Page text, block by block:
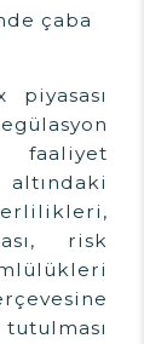
çaba
piyasası
risk